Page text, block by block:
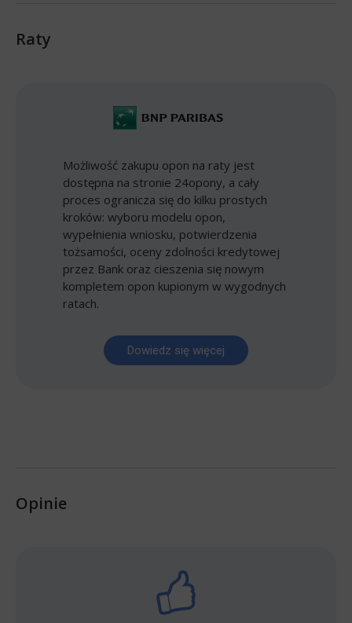
Raty
Możliwość zakupu opon na raty jest
dostępna na stronie 24opony, a cały
proces ogranicza się do kilku prostych
kroków: wyboru modelu opon,
wypełnienia wniosku, potwierdzenia
tożsamości, oceny zdolności kredytowej
przez Bank oraz cieszenia się nowym
kompletem opon kupionym w wygodnych
ratach.
Dowiedz się więcej
Opinie